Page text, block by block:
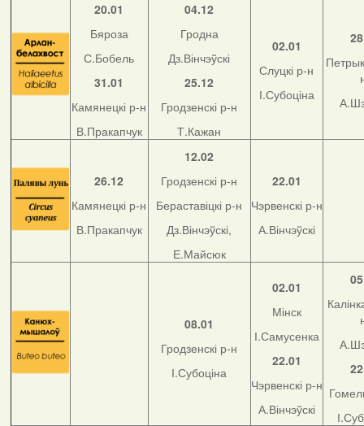
20.01
Бяроза
С.Бобель
31.01
Камянецкі р-н
В.Пракапчук
04.12
Гродна
Дз.Вінчэўскі
25.12
Гродзенскі р-н
Т.Кажан
02.01
Слуцкі р-н
І.Субоціна
26.12
Камянецкі р-н
В.Пракапчук
12.02
Гродзенскі р-н
Бераставіцкі р-н
Дз.Вінчэўскі,
Е.Майсюк
22.01
Чэрвенскі р-н
А.Вінчэўскі
08.01
Гродзенскі р-н
І.Субоціна
02.01
Мінск
І.Самусенка
22.01
Чэрвенскі р-н
А.Вінчэўскі